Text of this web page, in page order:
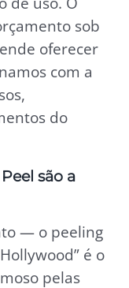
sob
oferecer
com a
do
são a
— o peeling
é o
pelas